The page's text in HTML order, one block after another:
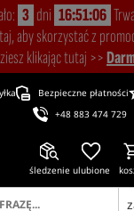
3 dni 16:51:05
aby skorzystać z
klikając tutaj >>
Bezpieczne płatności
+48 883 474 729
śledzenie ulubione